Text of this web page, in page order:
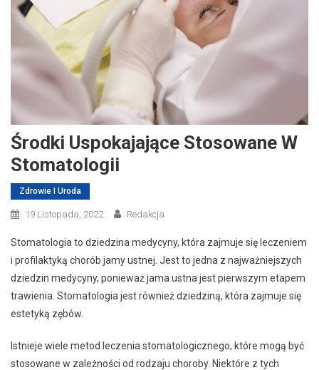
Środki Uspokajające Stosowane W
Stomatologii
Zdrowie I Uroda
19 Listopada, 2022 Redakcja
Stomatologia to dziedzina medycyny, która zajmuje się leczeniem
i profilaktyką chorób jamy ustnej. Jest to jedna z najważniejszych
dziedzin medycyny, ponieważ jama ustna jest pierwszym etapem
trawienia. Stomatologia jest również dziedziną, która zajmuje się
estetyką zębów.
Istnieje wiele metod leczenia stomatologicznego, które mogą być
stosowane w zależności od rodzaju choroby. Niektóre z tych